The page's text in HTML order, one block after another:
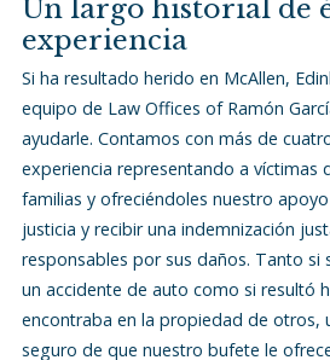
Un largo historial de
experiencia
Si ha resultado herido en McAllen,
equipo de Law Offices of Ramón
ayudarle. Contamos con más de
experiencia representando a víctimas
familias y ofreciéndoles nuestro
justicia y recibir una indemnización
responsables por sus daños. Tanto si
un accidente de auto como si resultó
encontraba en la propiedad de otros,
seguro de que nuestro bufete le